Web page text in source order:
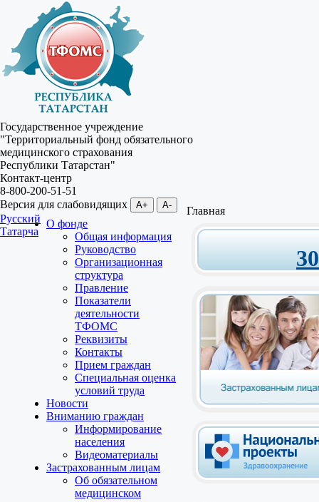
Государственное учреждение
"Территориальный фонд обязательного
медицинского страхования
Республики Татарстан"
Контакт-центр
8-800-200-51-51
Версия для слабовидящих
A+ A-
Русский
Татарча
О фонде
Общая информация
Руководство
Организационная
структура
Правление
Показатели
деятельности
ТФОМС
Реквизиты
Контакты
Прием граждан
Специальная оценка
условий труда
Новости
Вниманию граждан
Информирование
населения
Видеоматериалы
Застрахованным лицам
Об обязательном
медицинском
Главная